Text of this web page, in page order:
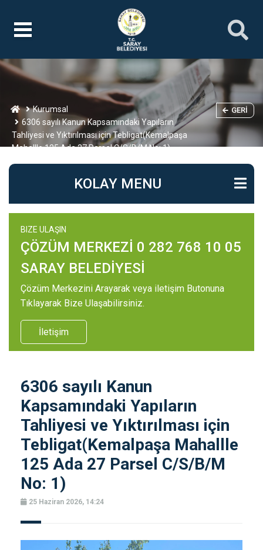
Kurumsal
6306 sayılı Kanun Kapsamındaki Yapıların
Tahliyesi ve Yıktırılması için Tebligat(Kemalpaşa
Mahallle 125 Ada 27 Parsel C/S/B/M No: 1)
GERI
KOLAY MENU
BIZE ULAŞIN
ÇÖZÜM MERKEZİ 0 282 768 10 05
SARAY BELEDİYESİ
Çözüm Merkezini Arayarak veya iletişim Butonuna
Tıklayarak Bize Ulaşabilirsiniz.
İletişim
6306 sayılı Kanun
Kapsamındaki Yapıların
Tahliyesi ve Yıktırılması için
Tebligat(Kemalpaşa Mahallle
125 Ada 27 Parsel C/S/B/M
No: 1)
25 Haziran 2026, 14:24